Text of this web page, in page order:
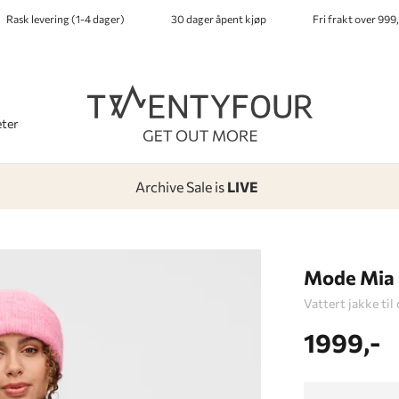
Rask levering (1-4 dager) 30 dager åpent kjøp Fri frakt over
Mode
Vattert jakke til
1999,-
Archive Sale is LIVE
-
-
-
-